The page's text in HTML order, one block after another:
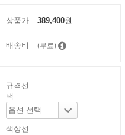
상품가 389,400원
배송비 (무료)
규격선
택
색상선